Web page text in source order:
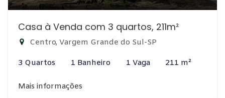
Casa à Venda com 3 quartos, 211m²
Centro, Vargem Grande do Sul-SP
3 Quartos 1 Banheiro 1 Vaga 211 m²
Mais informações